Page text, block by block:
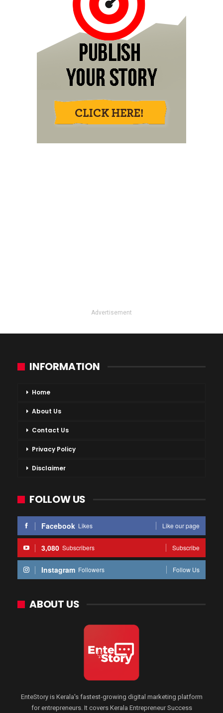
Advertisement
INFORMATION
Home
About Us
Contact Us
Privacy Policy
Disclaimer
FOLLOW US
Facebook Likes Like our page
3,080 Subscribers Subscribe
Instagram Followers Follow Us
ABOUT US
EnteStory is Kerala's fastest-growing digital marketing platform
for entrepreneurs. It covers Kerala Entrepreneur Success